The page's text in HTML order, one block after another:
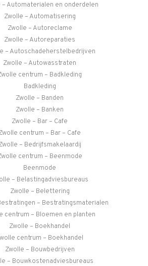
– Automaterialen en onderdelen
Zwolle – Automatisering
Zwolle – Autoreclame
Zwolle – Autoreparaties
– Autoschadeherstelbedrijven
Zwolle – Autowasstraten
centrum – Badkleding
Badkleding
Zwolle – Banden
Zwolle – Banken
Zwolle – Bar – Cafe
centrum – Bar – Cafe
– Bedrijfsmakelaardij
centrum – Beenmode
Beenmode
– Belastingadviesbureaus
Zwolle – Belettering
– Bestratingsmaterialen
centrum – Bloemen en planten
Zwolle – Boekhandel
centrum – Boekhandel
Zwolle – Bouwbedrijven
– Bouwkostenadviesbureaus